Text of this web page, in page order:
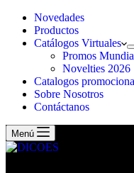
compraNovedades
Productos
Catálogos Virtuales
Promos
Novelties 2026
Catalogos
Sobre Nosotros
Contáctanos
Menú